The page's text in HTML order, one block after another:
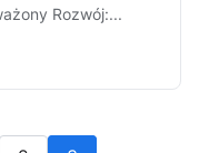
Rozwój:...